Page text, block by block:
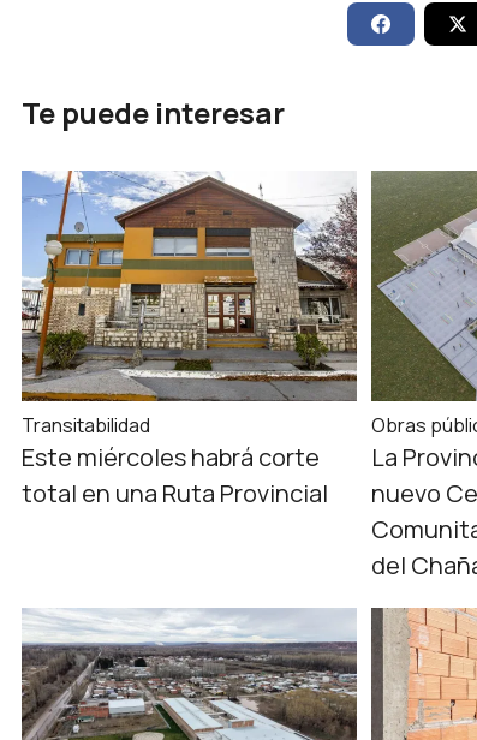
Te puede interesar
Transitabilidad
Este miércoles habrá corte
total en una Ruta Provincial
Obras
La
nuevo
del